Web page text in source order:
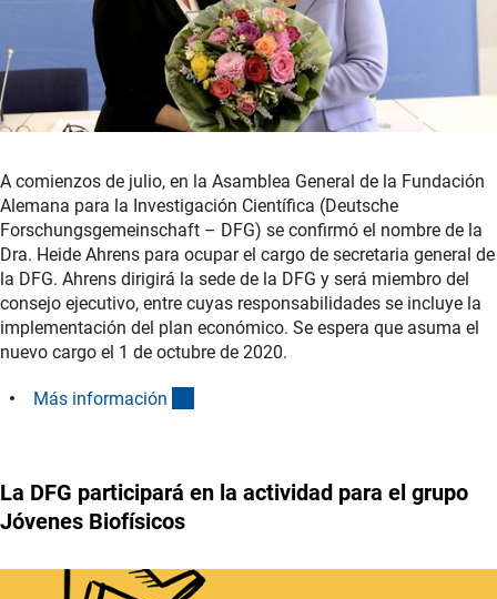
A comienzos de julio, en la Asamblea General de la Fundación
Alemana para la Investigación Científica (Deutsche
Forschungsgemeinschaft – DFG) se confirmó el nombre de la
Dra. Heide Ahrens para ocupar el cargo de secretaria general de
la DFG. Ahrens dirigirá la sede de la DFG y será miembro del
consejo ejecutivo, entre cuyas responsabilidades se incluye la
implementación del plan económico. Se espera que asuma el
nuevo cargo el 1 de octubre de 2020.
Más información
La DFG participará en la actividad para el grupo
Jóvenes Biofísicos